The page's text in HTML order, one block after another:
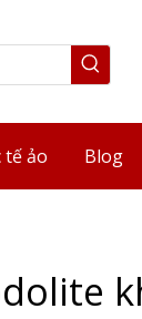
tế ảo Blog